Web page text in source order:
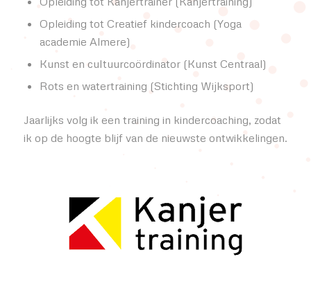
Opleiding tot Creatief kindercoach (Yoga
academie Almere)
Kunst en cultuurcoördinator (Kunst Centraal)
Rots en watertraining (Stichting Wijksport)
Jaarlijks volg ik een training in kindercoaching, zodat
ik op de hoogte blijf van de nieuwste ontwikkelingen.